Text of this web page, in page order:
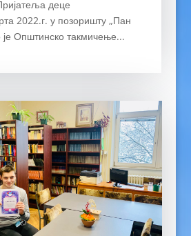
деце
2022.г. у позоришту „Пан
је Општинско такмичење...